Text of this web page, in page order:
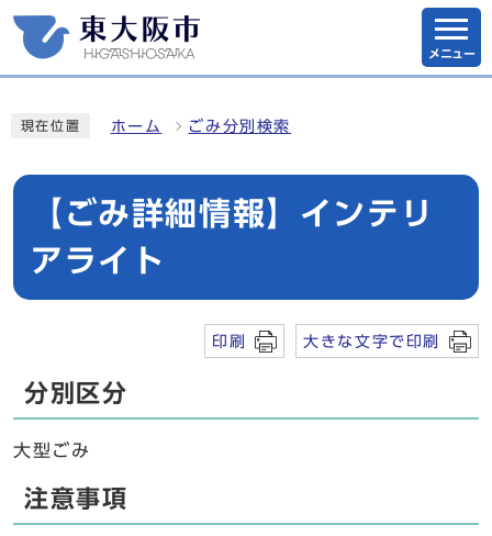
メニュー
現在位置 ホーム ごみ分別検索
【ごみ詳細情報】インテリ
アライト
印刷 大きな文字で印刷
分別区分
大型ごみ
注意事項